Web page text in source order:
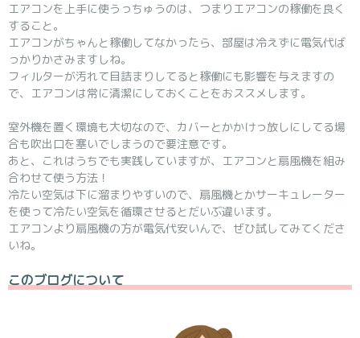
エアコンを上手に使うっちゅうのは、つまりエアコンの稼働を良く
すること。
エアコンがちゃんと稼働してなかったら、部屋は冷えずに電気代ば
っかりかさみますしね。
フィルターが汚れて目詰まりしてると稼働にも影響を与えますの
で、エアコンは常に清潔にしておくことをおススメします。
室外機を置く環境も大切なので、カバーとかかけっ放しにしてる場
合も吹出口を塞いでしまうので要注意です。
あと、これはうちでも実践していますが、エアコンと扇風機を組み
合わせて使う方法！
冷たい空気は下に溜まりやすいので、扇風機とかサーキュレーター
を使って冷たい空気を循環させるとだいぶ違います。
エアコンより扇風機の方が電気代安いんで、ぜひ試してみてくださ
いね。
このブログについて